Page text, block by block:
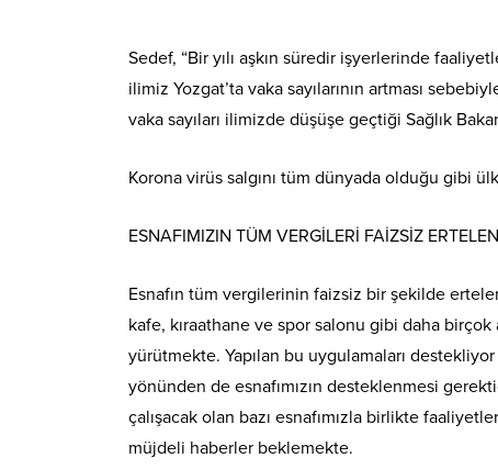
Sedef, “Bir yılı aşkın süredir işyerlerinde
ilimiz Yozgat’ta vaka sayılarının artması
vaka sayıları ilimizde düşüşe geçtiği Sağlık
Korona virüs salgını tüm dünyada olduğu gibi
ESNAFIMIZIN TÜM VERGİLERİ FAİZSİZ
Esnafın tüm vergilerinin faizsiz bir şekilde
kafe, kıraathane ve spor salonu gibi daha
yürütmekte. Yapılan bu uygulamaları
yönünden de esnafımızın desteklenmesi
çalışacak olan bazı esnafımızla birlikte
müjdeli haberler beklemekte.